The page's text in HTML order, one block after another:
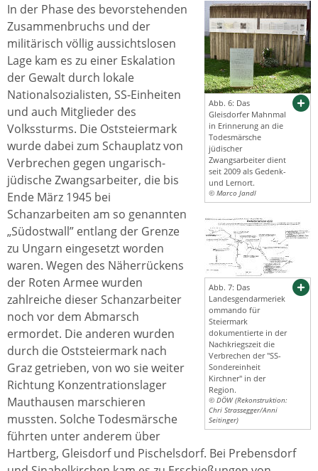
Abb. 6: Das
Gleisdorfer Mahnmal
in Erinnerung an die
Todesmärsche
jüdischer
Zwangsarbeiter dient
seit 2009 als Gedenk-
und Lernort.
© Marco Jandl
Abb. 7: Das
Landesgendarmeriek
ommando für
Steiermark
dokumentierte in der
Nachkriegszeit die
Verbrechen der "SS-
Sondereinheit
Kirchner" in der
Region.
© DÖW (Rekonstruktion:
Chri Strassegger/Anni
Seitinger)
In der Phase des bevorstehenden
Zusammenbruchs und der
militärisch völlig aussichtslosen
Lage kam es zu einer Eskalation
der Gewalt durch lokale
Nationalsozialisten, SS-Einheiten
und auch Mitglieder des
Volkssturms. Die Oststeiermark
wurde dabei zum Schauplatz von
Verbrechen gegen ungarisch-
jüdische Zwangsarbeiter, die bis
Ende März 1945 bei
Schanzarbeiten am so genannten
„Südostwall” entlang der Grenze
zu Ungarn eingesetzt worden
waren. Wegen des Näherrückens
der Roten Armee wurden
zahlreiche dieser Schanzarbeiter
noch vor dem Abmarsch
ermordet. Die anderen wurden
durch die Oststeiermark nach
Graz getrieben, von wo sie weiter
Richtung Konzentrationslager
Mauthausen marschieren
mussten. Solche Todesmärsche
führten unter anderem über
Hartberg, Gleisdorf und Pischelsdorf. Bei Prebensdorf